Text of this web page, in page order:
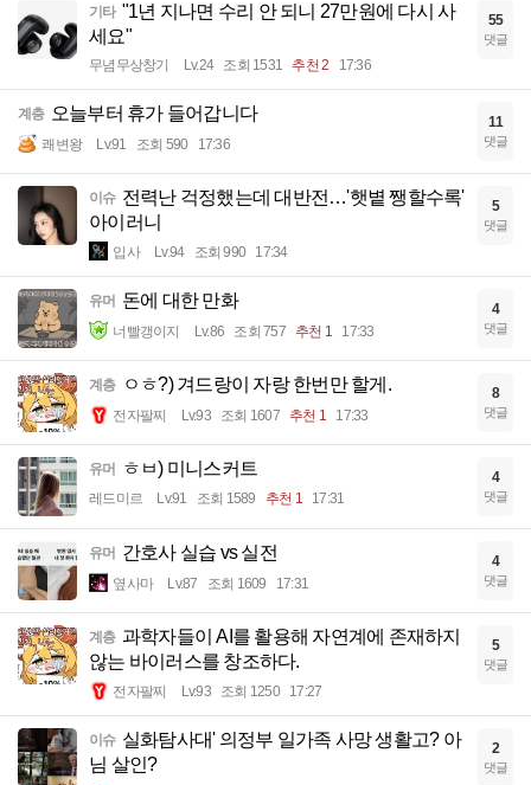
기타 "1년 지나면 수리 안 되니 27만원에 다시 사
세요"
무념무상창기 Lv.24 조회 1531 추천 2 17:36
55
댓글
계층 오늘부터 휴가 들어갑니다
쾌변왕 Lv.91 조회 590 17:36
11
댓글
이슈 전력난 걱정했는데 대반전…'햇볕 쨍할수록'
아이러니
입사 Lv.94 조회 990 17:34
5
댓글
유머 돈에 대한 만화
너빨갱이지 Lv.86 조회 757 추천 1 17:33
4
댓글
계층 ㅇㅎ?) 겨드랑이 자랑 한번만 할게.
전자팔찌 Lv.93 조회 1607 추천 1 17:33
8
댓글
유머 ㅎㅂ) 미니스커트
레드미르 Lv.91 조회 1589 추천 1 17:31
4
댓글
유머 간호사 실습 vs 실전
옆사마 Lv.87 조회 1609 17:31
4
댓글
계층 과학자들이 AI를 활용해 자연계에 존재하지
않는 바이러스를 창조하다.
전자팔찌 Lv.93 조회 1250 17:27
5
댓글
이슈 실화탐사대' 의정부 일가족 사망 생활고? 아
님 살인?
2
댓글